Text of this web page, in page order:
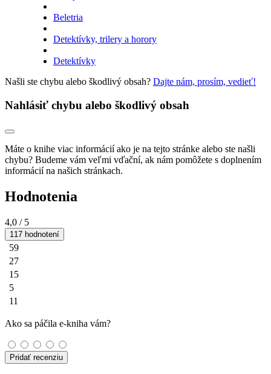
Beletria
Detektívky, trilery a horory
Detektívky
Našli ste chybu alebo škodlivý obsah? Dajte nám, prosím, vedieť!
Nahlásiť chybu alebo škodlivý obsah
Máte o knihe viac informácií ako je na tejto stránke alebo ste našli
chybu? Budeme vám veľmi vďační, ak nám pomôžete s doplnením
informácií na našich stránkach.
Hodnotenia
4,0 / 5
117 hodnotení
59
27
15
5
11
Ako sa páčila e-kniha vám?
Pridať recenziu